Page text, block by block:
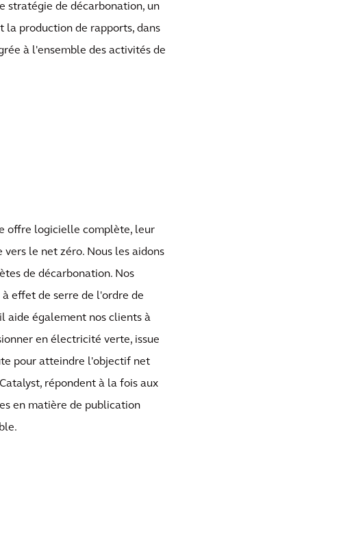
stratégie de décarbonation, un
la production de rapports, dans
à l'ensemble des activités de
offre logicielle complète, leur
le net zéro. Nous les aidons
de décarbonation. Nos
effet de serre de l'ordre de
aide également nos clients à
en électricité verte, issue
pour atteindre l'objectif net
répondent à la fois aux
en matière de publication